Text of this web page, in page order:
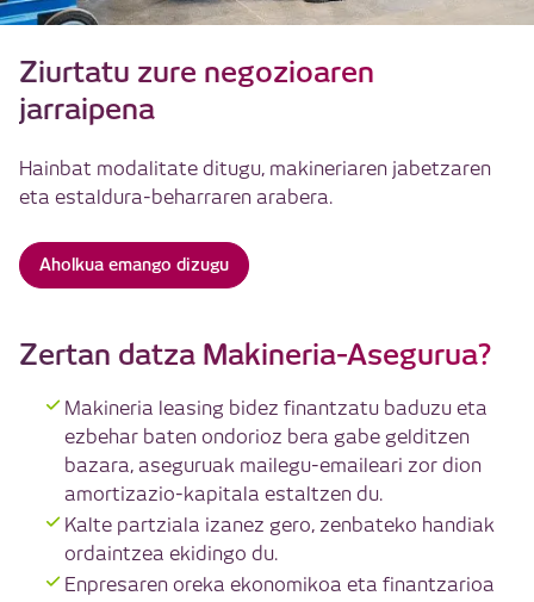
Ziurtatu zure negozioaren
jarraipena
Hainbat modalitate ditugu, makineriaren jabetzaren
eta estaldura-beharraren arabera.
Aholkua emango dizugu
Zertan datza Makineria-Asegurua?
Makineria leasing bidez finantzatu baduzu eta
ezbehar baten ondorioz bera gabe gelditzen
bazara, aseguruak mailegu-emaileari zor dion
amortizazio-kapitala estaltzen du.
Kalte partziala izanez gero, zenbateko handiak
ordaintzea ekidingo du.
Enpresaren oreka ekonomikoa eta finantzarioa